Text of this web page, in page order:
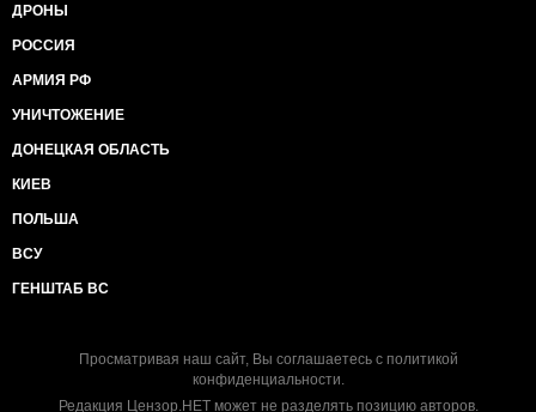
ДРОНЫ
РОССИЯ
АРМИЯ РФ
УНИЧТОЖЕНИЕ
ДОНЕЦКАЯ ОБЛАСТЬ
КИЕВ
ПОЛЬША
ВСУ
ГЕНШТАБ ВС
Просматривая наш сайт, Вы соглашаетесь с политикой
конфиденциальности.
Редакция Цензор.НЕТ может не разделять позицию авторов.